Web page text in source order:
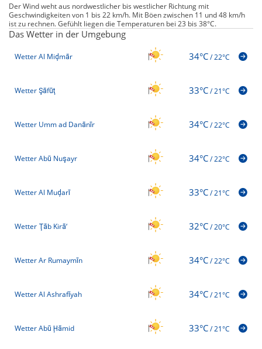
Der Wind weht aus nordwestlicher bis westlicher Richtung mit
Geschwindigkeiten von 1 bis 22 km/h. Mit Böen zwischen 11 und 48 km/h
ist zu rechnen. Gefühlt liegen die Temperaturen bei 23 bis 38°C.
Das Wetter in der Umgebung
Wetter Al Miḑmār 34°C/22°C
Wetter Şāfūţ 33°C/21°C
Wetter Umm ad Danānīr 34°C/22°C
Wetter Abū Nuşayr 34°C/22°C
Wetter Al Muḑarī 33°C/21°C
Wetter Ţāb Kirā‘ 32°C/20°C
Wetter Ar Rumaymīn 34°C/22°C
Wetter Al Ashrafīyah 34°C/21°C
Wetter Abū Ḩāmid 33°C/21°C